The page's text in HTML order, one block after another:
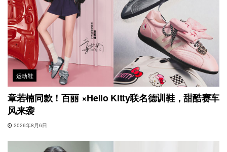
运动鞋
章若楠同款！百丽 ×Hello Kitty联名德训鞋，甜酷赛车
风来袭
2026年8月6日